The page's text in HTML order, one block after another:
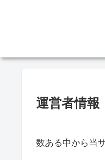
運営者情報
数ある中から当